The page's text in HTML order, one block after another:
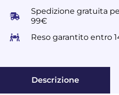
Spedizione gratuita
99€
Reso garantito entro
Descrizione